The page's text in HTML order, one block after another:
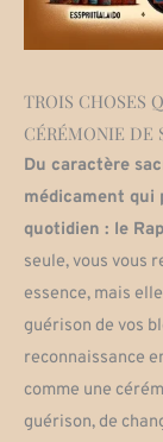
TROIS CHOSES
CÉRÉMONIE DE
Du caractère
médicament qui
quotidien : le
seule, vous vous
essence, mais
guérison de vos
reconnaissance
comme une
guérison, de